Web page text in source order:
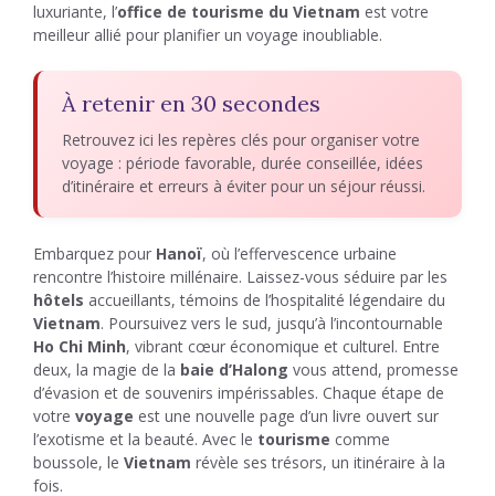
luxuriante, l’office de tourisme du Vietnam est votre
meilleur allié pour planifier un voyage inoubliable.
À retenir en 30 secondes
Retrouvez ici les repères clés pour organiser votre
voyage : période favorable, durée conseillée, idées
d’itinéraire et erreurs à éviter pour un séjour réussi.
Embarquez pour Hanoï, où l’effervescence urbaine
rencontre l’histoire millénaire. Laissez-vous séduire par les
hôtels accueillants, témoins de l’hospitalité légendaire du
Vietnam. Poursuivez vers le sud, jusqu’à l’incontournable
Ho Chi Minh, vibrant cœur économique et culturel. Entre
deux, la magie de la baie d’Halong vous attend, promesse
d’évasion et de souvenirs impérissables. Chaque étape de
votre voyage est une nouvelle page d’un livre ouvert sur
l’exotisme et la beauté. Avec le tourisme comme
boussole, le Vietnam révèle ses trésors, un itinéraire à la
fois.